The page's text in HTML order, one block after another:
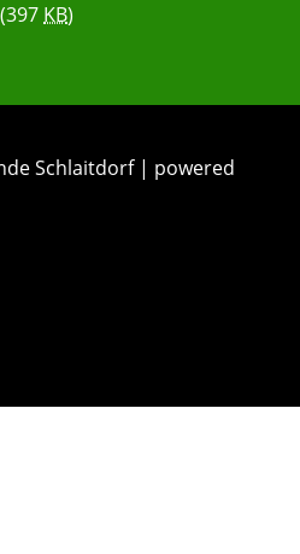
(397 KB)
Schlaitdorf | powered